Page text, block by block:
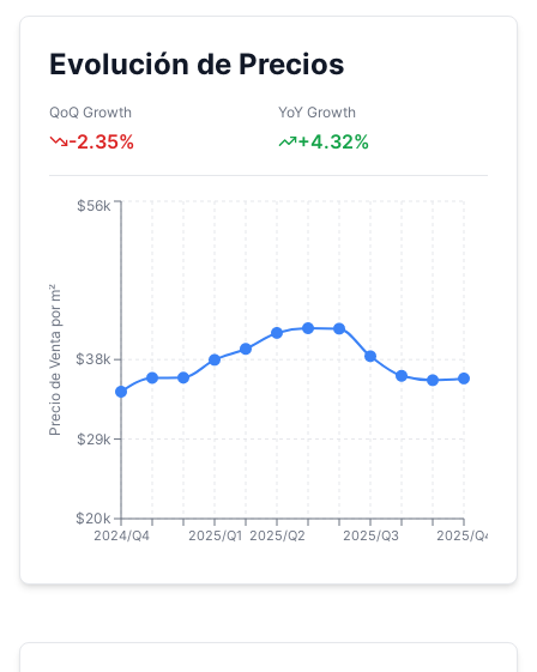
Evolución de Precios
QoQ Growth
-2.35%
YoY Growth
+4.32%
2024/Q4 2025/Q1 2025/Q2 2025/Q3 2025/Q4
$20k
$29k
$38k
$56k
Precio de Venta por m²